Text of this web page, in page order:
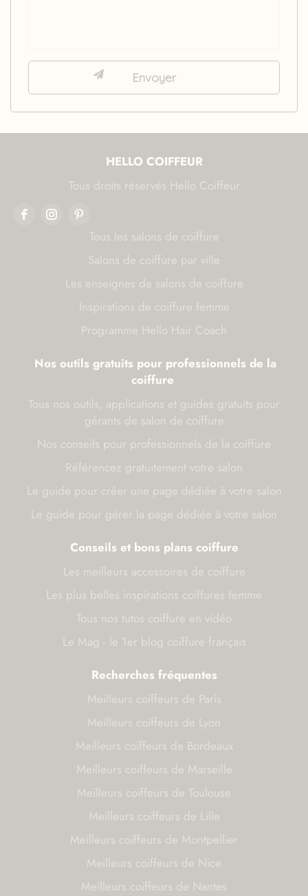
HELLO COIFFEUR
Tous droits réservés Hello Coiffeur
Tous les salons de coiffure
Salons de coiffure par ville
Les enseignes de salons de coiffure
Inspirations de coiffure femme
Programme Hello Hair Coach
Nos outils gratuits pour professionnels de la
coiffure
Tous nos outils, applications et guides gratuits pour
gérants de salon de coiffure
Nos conseils pour professionnels de la coiffure
Référencez gratuitement votre salon
Le guide pour créer une page dédiée à votre salon
Le guide pour gérer la page dédiée à votre salon
Conseils et bons plans coiffure
Les meilleurs accessoires de coiffure
Les plus belles inspirations coiffures femme
Tous nos tutos coiffure en vidéo
Le Mag - le 1er blog coiffure français
Recherches fréquentes
Meilleurs coiffeurs de Paris
Meilleurs coiffeurs de Lyon
Meilleurs coiffeurs de Bordeaux
Meilleurs coiffeurs de Marseille
Meilleurs coiffeurs de Toulouse
Meilleurs coiffeurs de Lille
Meilleurs coiffeurs de Montpellier
Meilleurs coiffeurs de Nice
Meilleurs coiffeurs de Nantes